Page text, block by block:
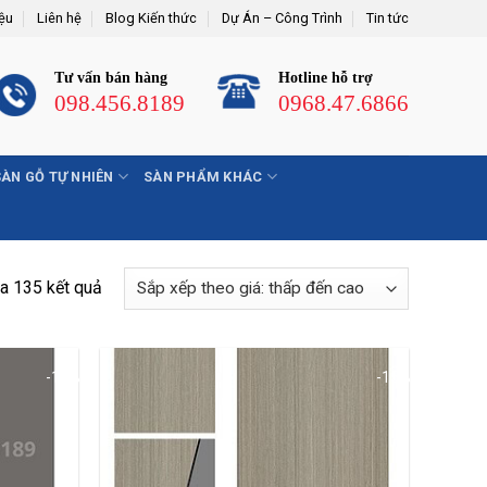
Liên hệ Blog Kiến thức Dự Án – Công Trình Tin tức
Tư vấn bán hàng
098.456.8189
Hotline hỗ trợ
0968.47.6866
GỖ TỰ NHIÊN SÀN PHẨM KHÁC
135 kết quả
sắp
-15% -15%